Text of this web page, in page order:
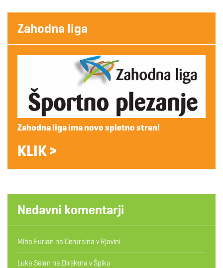
Zahodna liga
Zahodna liga ima novo spletno stran!
KLIK >
Nedavni komentarji
Miha Furlan na Centralna v Rjavini
Luka Selan na Direktna v Špiku